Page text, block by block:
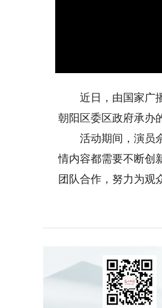
近日，由国家广播
朝阳区委区政府承办
活动期间，演员佘
情内容都需要不断创
团队合作，努力为观